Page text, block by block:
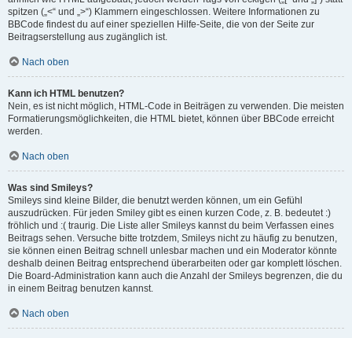
spitzen („<“ und „>“) Klammern eingeschlossen. Weitere Informationen zu
BBCode findest du auf einer speziellen Hilfe-Seite, die von der Seite zur
Beitragserstellung aus zugänglich ist.
Nach oben
Kann ich HTML benutzen?
Nein, es ist nicht möglich, HTML-Code in Beiträgen zu verwenden. Die meisten
Formatierungsmöglichkeiten, die HTML bietet, können über BBCode erreicht
werden.
Nach oben
Was sind Smileys?
Smileys sind kleine Bilder, die benutzt werden können, um ein Gefühl
auszudrücken. Für jeden Smiley gibt es einen kurzen Code, z. B. bedeutet :)
fröhlich und :( traurig. Die Liste aller Smileys kannst du beim Verfassen eines
Beitrags sehen. Versuche bitte trotzdem, Smileys nicht zu häufig zu benutzen,
sie können einen Beitrag schnell unlesbar machen und ein Moderator könnte
deshalb deinen Beitrag entsprechend überarbeiten oder gar komplett löschen.
Die Board-Administration kann auch die Anzahl der Smileys begrenzen, die du
in einem Beitrag benutzen kannst.
Nach oben